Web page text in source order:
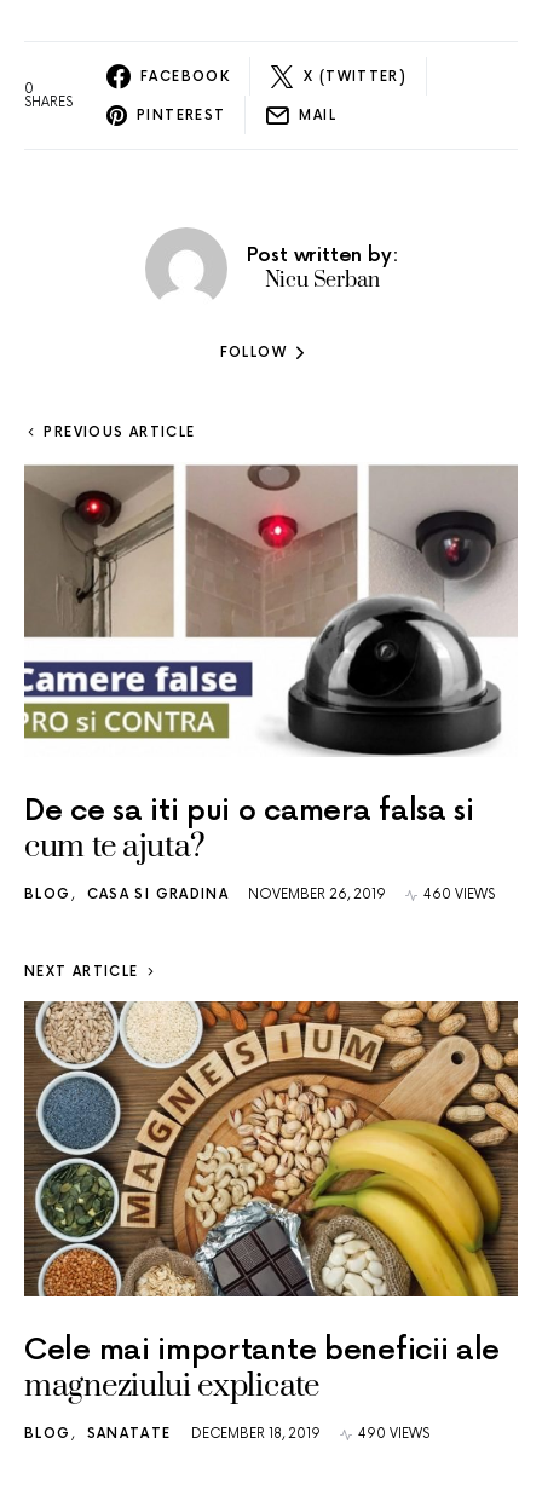
0
SHARES
FACEBOOK X (TWITTER)
PINTEREST MAIL
Post written by:
Nicu Serban
FOLLOW
PREVIOUS ARTICLE
De ce sa iti pui o camera falsa si
cum te ajuta?
BLOG CASA SI GRADINA NOVEMBER 26, 2019 460 VIEWS
NEXT ARTICLE
Cele mai importante beneficii ale
magneziului explicate
BLOG SANATATE DECEMBER 18, 2019 490 VIEWS